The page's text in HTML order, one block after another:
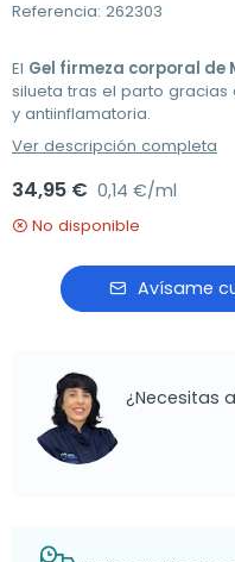
Referencia: 262303
El Gel firmeza corporal de
silueta tras el parto
y antiinflamatoria.
Ver descripción completa
34,95 € 0,14 €/ml
No disponible
Avísame
¿Necesitas